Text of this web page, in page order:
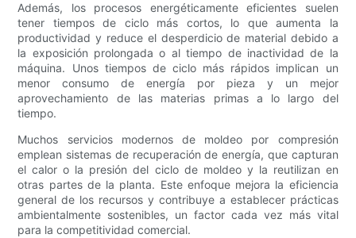
Además, los procesos energéticamente eficientes suelen
tener tiempos de ciclo más cortos, lo que aumenta la
productividad y reduce el desperdicio de material debido a
la exposición prolongada o al tiempo de inactividad de la
máquina. Unos tiempos de ciclo más rápidos implican un
menor consumo de energía por pieza y un mejor
aprovechamiento de las materias primas a lo largo del
tiempo.
Muchos servicios modernos de moldeo por compresión
emplean sistemas de recuperación de energía, que capturan
el calor o la presión del ciclo de moldeo y la reutilizan en
otras partes de la planta. Este enfoque mejora la eficiencia
general de los recursos y contribuye a establecer prácticas
ambientalmente sostenibles, un factor cada vez más vital
para la competitividad comercial.